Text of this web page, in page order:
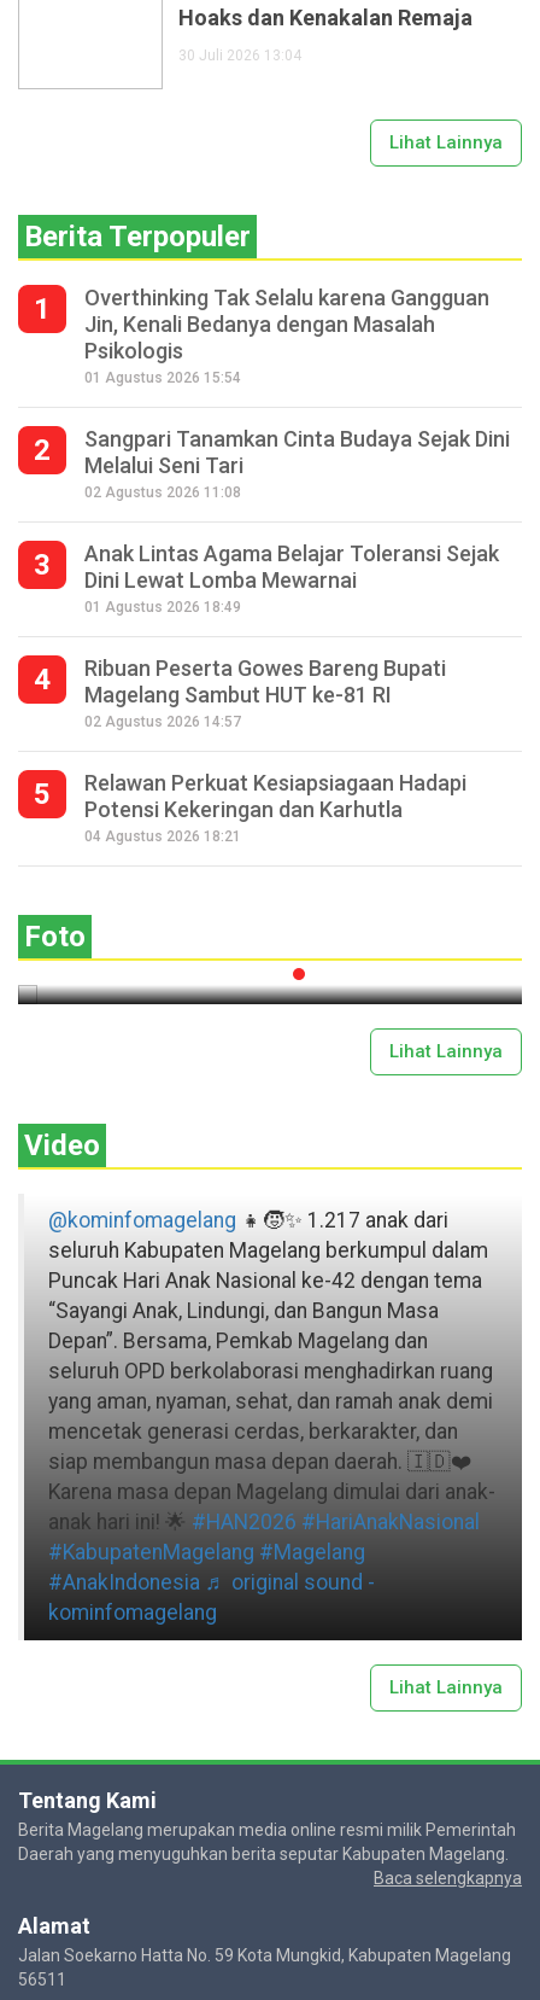
Hoaks dan Kenakalan Remaja
30 Juli 2026 13:04
Lihat Lainnya
Berita Terpopuler
1
Overthinking Tak Selalu karena Gangguan
Jin, Kenali Bedanya dengan Masalah
Psikologis
01 Agustus 2026 15:54
2
Sangpari Tanamkan Cinta Budaya Sejak Dini
Melalui Seni Tari
02 Agustus 2026 11:08
3
Anak Lintas Agama Belajar Toleransi Sejak
Dini Lewat Lomba Mewarnai
01 Agustus 2026 18:49
4
Ribuan Peserta Gowes Bareng Bupati
Magelang Sambut HUT ke-81 RI
02 Agustus 2026 14:57
5
Relawan Perkuat Kesiapsiagaan Hadapi
Potensi Kekeringan dan Karhutla
04 Agustus 2026 18:21
Foto
Seperempat Abad Perhelatan Festival
Lima Gunung XXV Kobarkan Semangat
Lihat Lainnya
Video
@kominfomagelang 👧🧒✨ 1.217 anak dari
seluruh Kabupaten Magelang berkumpul dalam
Puncak Hari Anak Nasional ke-42 dengan tema
“Sayangi Anak, Lindungi, dan Bangun Masa
Depan”. Bersama, Pemkab Magelang dan
seluruh OPD berkolaborasi menghadirkan ruang
yang aman, nyaman, sehat, dan ramah anak demi
mencetak generasi cerdas, berkarakter, dan
siap membangun masa depan daerah. 🇮🇩❤️
Karena masa depan Magelang dimulai dari anak-
anak hari ini! 🌟 #HAN2026 #HariAnakNasional
#KabupatenMagelang #Magelang
#AnakIndonesia ♬ original sound -
kominfomagelang
Lihat Lainnya
Tentang Kami
Berita Magelang merupakan media online resmi milik Pemerintah
Daerah yang menyuguhkan berita seputar Kabupaten Magelang.
Baca selengkapnya
Alamat
Jalan Soekarno Hatta No. 59 Kota Mungkid, Kabupaten Magelang
56511